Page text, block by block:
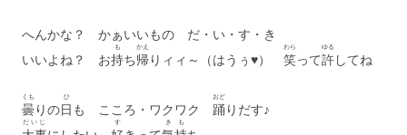
へんかな？ かぁいいもの だ・い・す・き
いいよね？ お持
も
ち帰
かえ
りィィ～（はうぅ♥） 笑
わら
って許
ゆる
してね
曇
くも
りの日
ひ
も こころ・ワクワク 踊
おど
りだす♪
だいじ す き も